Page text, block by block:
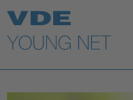
Top Themen
Fokusthemen